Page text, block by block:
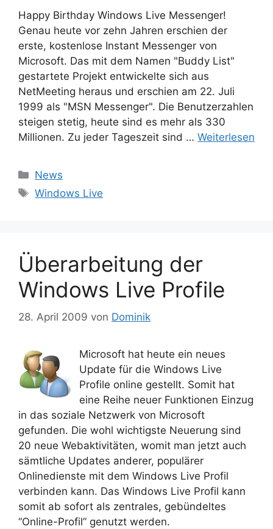
Happy Birthday Windows Live Messenger!
Genau heute vor zehn Jahren erschien der
erste, kostenlose Instant Messenger von
Microsoft. Das mit dem Namen "Buddy List"
gestartete Projekt entwickelte sich aus
NetMeeting heraus und erschien am 22. Juli
1999 als "MSN Messenger". Die Benutzerzahlen
steigen stetig, heute sind es mehr als 330
Millionen. Zu jeder Tageszeit sind … Weiterlesen
Kategorien
News
Schlagwörter
Windows Live
Überarbeitung der
Windows Live Profile
28. April 2009 von Dominik
Microsoft hat heute ein neues
Update für die Windows Live
Profile online gestellt. Somit hat
eine Reihe neuer Funktionen Einzug
in das soziale Netzwerk von Microsoft
gefunden. Die wohl wichtigste Neuerung sind
20 neue Webaktivitäten, womit man jetzt auch
sämtliche Updates anderer, populärer
Onlinedienste mit dem Windows Live Profil
verbinden kann. Das Windows Live Profil kann
somit ab sofort als zentrales, gebündeltes
“Online-Profil” genutzt werden.